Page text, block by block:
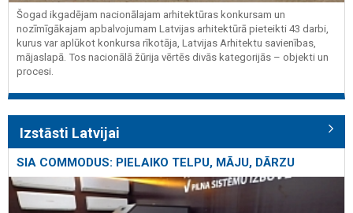
Šogad ikgadējam nacionālajam arhitektūras konkursam un
nozīmīgākajam apbalvojumam Latvijas arhitektūrā pieteikti 43 darbi,
kurus var aplūkot konkursa rīkotāja, Latvijas Arhitektu savienības,
mājaslapā. Tos nacionālā žūrija vērtēs divās kategorijās – objekti un
procesi.
Izstāsti Latvijai
SIA COMMODUS: PIELAIKO TELPU, MĀJU, DĀRZU